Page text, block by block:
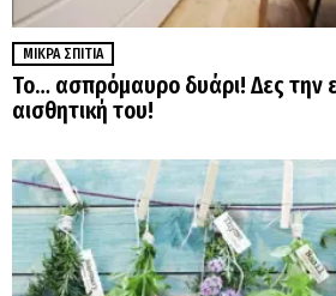
ΜΙΚΡΆ ΣΠΊΤΙΑ
Το… ασπρόμαυρο δυάρι! Δες την
αισθητική του!